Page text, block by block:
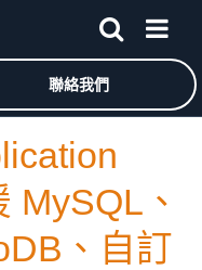
Services 首頁
聯絡我們
MySQL、
、自訂